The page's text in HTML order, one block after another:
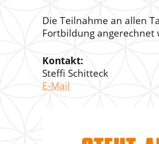
Die Teilnahme an allen
Fortbildung angerechnet
Kontakt:
Steffi Schitteck
E-Mail